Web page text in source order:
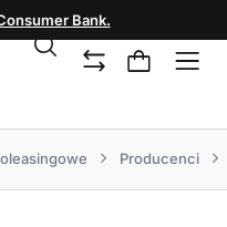
Bank.
Producenci